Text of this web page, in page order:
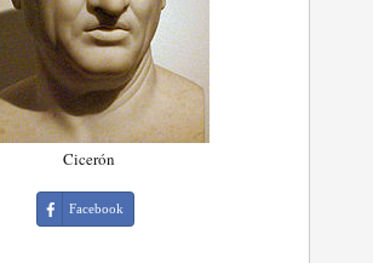
Cicerón
Facebook